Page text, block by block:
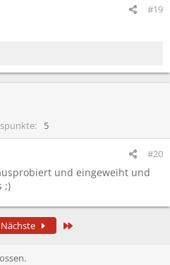
#19
5
#20
und eingeweiht und
;)
Nächste